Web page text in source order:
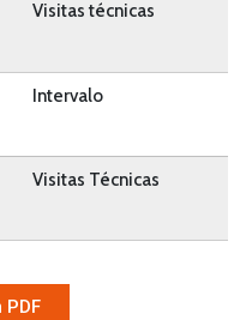
Visitas técnicas
Intervalo
Visitas Técnicas